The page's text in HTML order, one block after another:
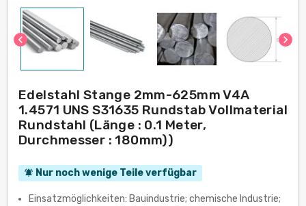
chevron_left chevron_right
Edelstahl Stange 2mm-625mm V4A
1.4571 UNS S31635 Rundstab Vollmaterial
Rundstahl (Länge : 0.1 Meter,
Durchmesser : 180mm))
notifications_active Nur noch wenige Teile verfügbar
Einsatzmöglichkeiten: Bauindustrie; chemische Industrie;